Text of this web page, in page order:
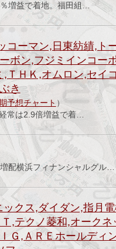
増益で着地。福田組…
ーマン,日東紡績,ト
ボン,フジミインコー
ＨＫ,オムロン,セイ
き
予想チャート ）
常は2.9倍増益で着…
配横浜フィナンシャルグル…
クス,ダイダン,指月
,テクノ菱和,オーク
Ｇ,ＡＲＥホールディ